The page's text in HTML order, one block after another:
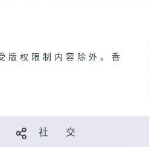
版权限制内容除外。香
社 交